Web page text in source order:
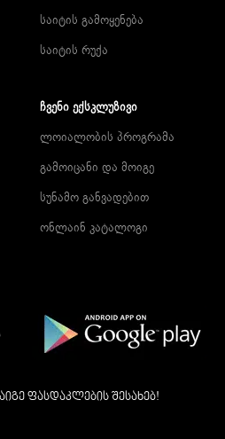
საიტის გამოყენება
საიტის რუქა
ᲩᲕᲔᲜᲘ ᲔᲥᲡᲙᲚᲣᲖᲘᲕᲘ
ლოიალობის პროგრამა
გამოიცანი და მოიგე
სუნამო განვადებით
ონლაინ კატალოგი
ფასდაკლების შესახებ!